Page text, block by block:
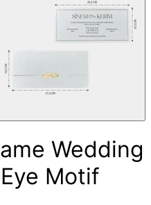
Wedding
Motif